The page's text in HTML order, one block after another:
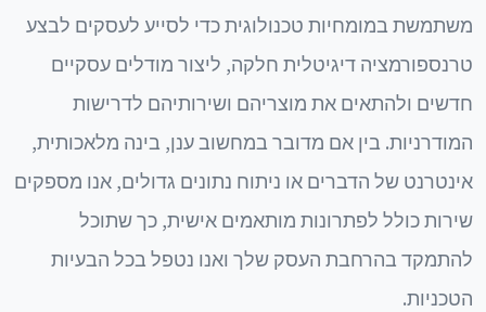
משתמשת במומחיות טכנולוגית כדי לסייע לעסקים לבצע
טרנספורמציה דיגיטלית חלקה, ליצור מודלים עסקיים
חדשים ולהתאים את מוצריהם ושירותיהם לדרישות
המודרניות. בין אם מדובר במחשוב ענן, בינה מלאכותית,
אינטרנט של הדברים או ניתוח נתונים גדולים, אנו מספקים
שירות כולל לפתרונות מותאמים אישית, כך שתוכל
להתמקד בהרחבת העסק שלך ואנו נטפל בכל הבעיות
הטכניות.